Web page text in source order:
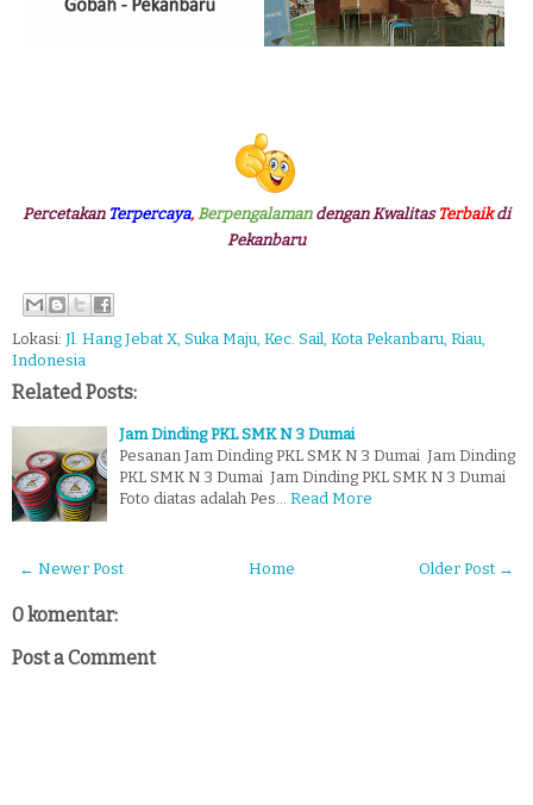
Percetakan Terpercaya, Berpengalamandengan Kwalitas Terbaik di
Pekanbaru
Lokasi: Jl. Hang Jebat X, Suka Maju, Kec. Sail, Kota Pekanbaru, Riau,
Indonesia
Related Posts:
Jam Dinding PKL SMK N 3 Dumai
Pesanan Jam Dinding PKL SMK N 3 Dumai Jam Dinding
PKL SMK N 3 Dumai Jam Dinding PKL SMK N 3 Dumai
Foto diatas adalah Pes… Read More
← Newer Post Older Post →
Home
0 komentar:
Post a Comment